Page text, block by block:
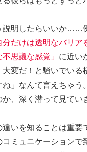
説明したらいいか……
分だけは透明なバリア
思議な感覚」 に近い
変だ！と騒いでいる
」なんて言えちゃう
、深く潜って見てい
いを知ることは重要
ミュニケーションで